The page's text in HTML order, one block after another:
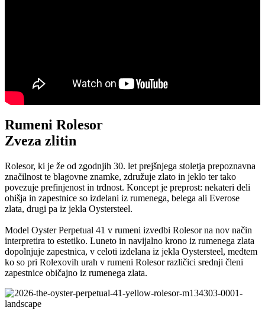
Rumeni Rolesor
Zveza zlitin
Rolesor, ki je že od zgodnjih 30. let prejšnjega stoletja prepoznavna
značilnost te blagovne znamke, združuje zlato in jeklo ter tako
povezuje prefinjenost in trdnost. Koncept je preprost: nekateri deli
ohišja in zapestnice so izdelani iz rumenega, belega ali Everose
zlata, drugi pa iz jekla Oystersteel.
Model Oyster Perpetual 41 v rumeni izvedbi Rolesor na nov način
interpretira to estetiko. Luneto in navijalno krono iz rumenega zlata
dopolnjuje zapestnica, v celoti izdelana iz jekla Oystersteel, medtem
ko so pri Rolexovih urah v rumeni Rolesor različici srednji členi
zapestnice običajno iz rumenega zlata.